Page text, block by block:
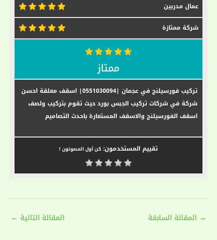
عمال مدربين
شركة ممتازة
ممتاز
تركيب فورسيلنج في عجمان |0551030094| اسقف معلقة احسن
شركة في شركات تركيب الجبس بورد حيث تقوم بتركيب ولصف
اسقف الفورسيلنج والاسقف المستعارة باحدث التصاميم
تقييم المستخدمون: كن أول المصوتون !
Post
→ المقالة السابقة المقالة التالية ←